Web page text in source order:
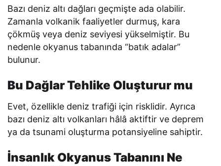
Bazı deniz altı dağları geçmişte ada olabilir.
Zamanla volkanik faaliyetler durmuş, kara
çökmüş veya deniz seviyesi yükselmiştir. Bu
nedenle okyanus tabanında “batık adalar”
bulunur.
Bu Dağlar Tehlike Oluşturur mu
Evet, özellikle deniz trafiği için risklidir. Ayrıca
bazı deniz altı volkanları hâlâ aktiftir ve deprem
ya da tsunami oluşturma potansiyeline sahiptir.
İnsanlık Okyanus Tabanını Ne